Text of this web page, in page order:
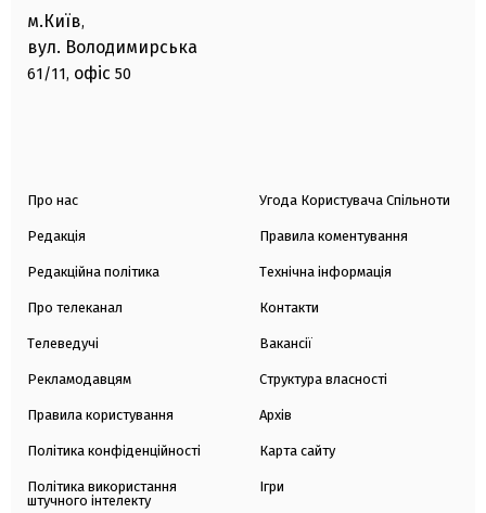
м.Київ,
вул. Володимирська
61/11, офіс 50
Про нас
Редакція
Редакційна політика
Про телеканал
Телеведучі
Рекламодавцям
Правила користування
Політика конфіденційності
Політика використання
штучного інтелекту
Угода Користувача Спільноти
Правила коментування
Технічна інформація
Контакти
Вакансії
Структура власності
Архів
Карта сайту
Ігри